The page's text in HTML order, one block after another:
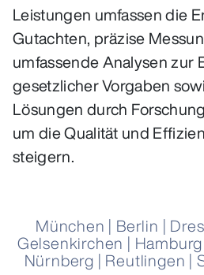
Leistungen umfassen die
Gutachten, präzise
umfassende Analysen zur
gesetzlicher Vorgaben
Lösungen durch
um die Qualität und
steigern.
München | Berlin |
Gelsenkirchen | Hamburg
Nürnberg | Reutlingen |